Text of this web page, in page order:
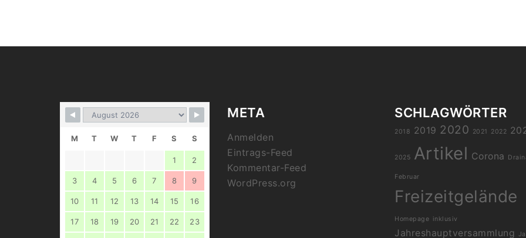
M T W T F S S
1 2
3 4 5 6 7 8 9
10 11 12 13 14 15 16
17 18 19 20 21 22 23
META
Anmelden
Eintrags-Feed
Kommentar-Feed
WordPress.org
SCHLAGWÖRTER
2018 2019 2020 2021 2022
2025 Artikel Corona
Februar
Freizeitgelände
Homepage inklusiv
Jahreshauptversammlung